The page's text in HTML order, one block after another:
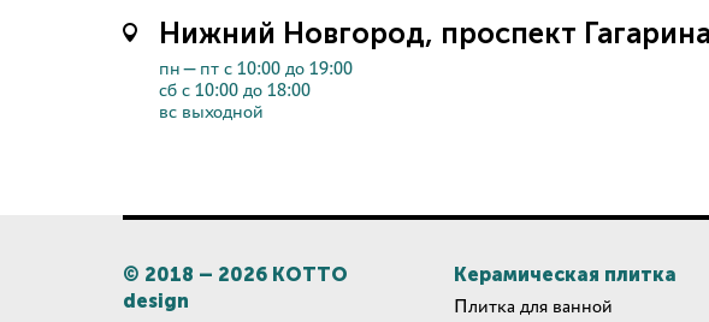
Нижний Новгород, проспект
пн—пт с 10:00 до 19:00
сб с 10:00 до 18:00
вс выходной
© 2018 – 2026 КОТТО
design
Керамическая плитка
Плитка для ванной